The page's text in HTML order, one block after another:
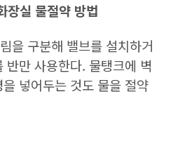
장실 물절약 방법
을 구분해 밸브를 설치하거
반만 사용한다. 물탱크에 벽
넣어두는 것도 물을 절약